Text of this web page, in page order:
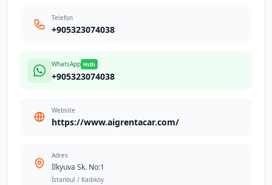
Telefon
+905323074038
WhatsApp Hızlı
+905323074038
Website
https://www.aigrentacar.com/
Adres
İlkyuva Sk. No:1
İstanbul / Kadıköy